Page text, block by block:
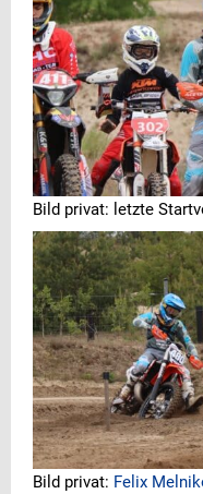
Bild privat: letzte
Bild privat: Felix